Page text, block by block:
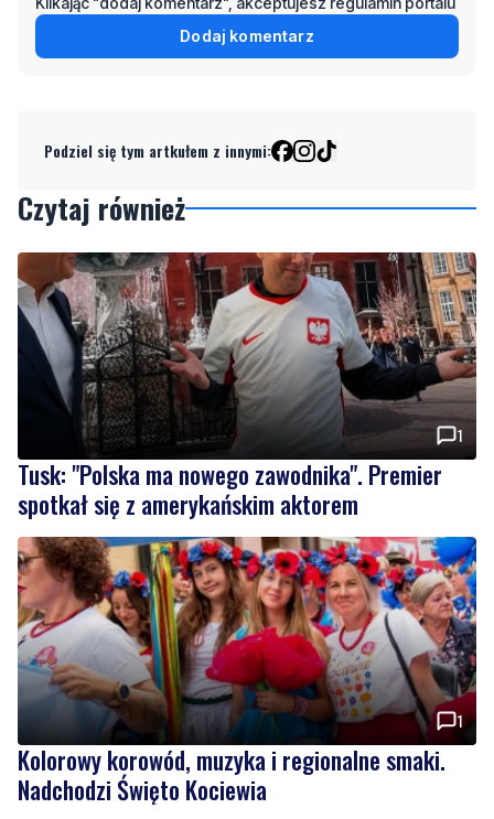
Dodaj komentarz
Podziel się tym artkułem z innymi:
Czytaj również
1
Tusk: "Polska ma nowego zawodnika". Premier
spotkał się z amerykańskim aktorem
1
Kolorowy korowód, muzyka i regionalne smaki.
Nadchodzi Święto Kociewia